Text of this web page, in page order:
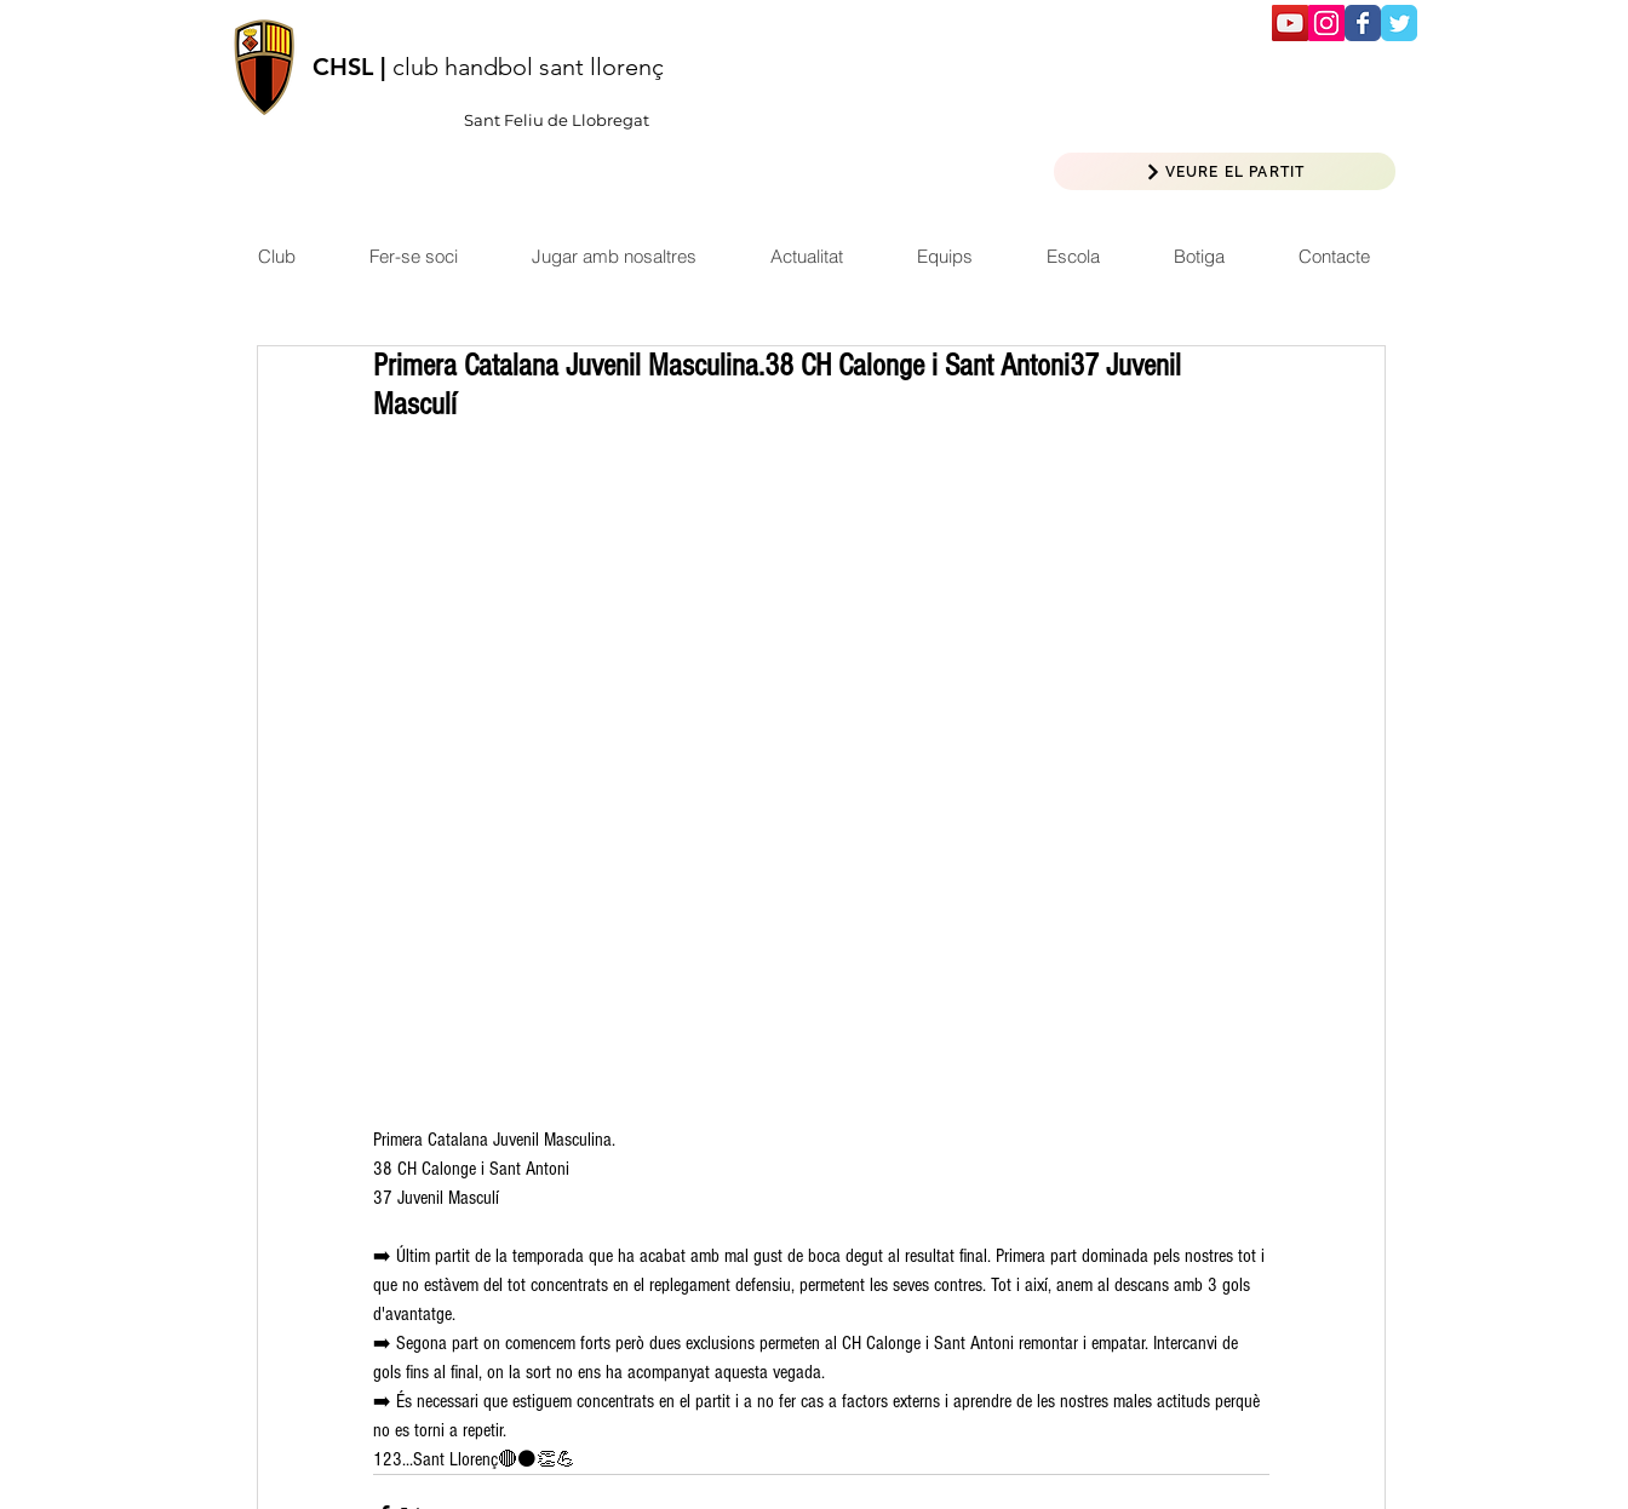
CHSL | club handbol sant llorenç
Sant Feliu de Llobregat
VEURE EL PARTIT
Club Fer-se soci Jugar amb nosaltres Actualitat Equips Escola Botiga Contacte
Primera Catalana Juvenil Masculina.38 CH Calonge i Sant Antoni37 Juvenil
Masculí
Primera Catalana Juvenil Masculina.
38 CH Calonge i Sant Antoni
37 Juvenil Masculí
➡️ Últim partit de la temporada que ha acabat amb mal gust de boca degut al resultat final. Primera part dominada pels nostres tot i
que no estàvem del tot concentrats en el replegament defensiu, permetent les seves contres. Tot i així, anem al descans amb 3 gols
d'avantatge.
➡️ Segona part on comencem forts però dues exclusions permeten al CH Calonge i Sant Antoni remontar i empatar. Intercanvi de
gols fins al final, on la sort no ens ha acompanyat aquesta vegada.
➡️ És necessari que estiguem concentrats en el partit i a no fer cas a factors externs i aprendre de les nostres males actituds perquè
no es torni a repetir.
123...Sant Llorenç🔴⚫👏💪